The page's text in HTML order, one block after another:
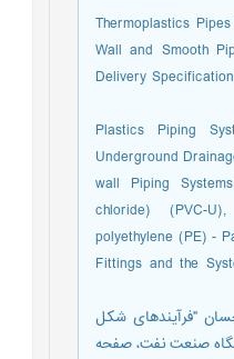
15- Thermoplastics
Wall and Smooth
Delivery
16- Plastics Piping
Underground
wall Piping
chloride) (PVC-
polyethylene (PE) -
Fittings and the
"فرآیندهای شکل
صنعت نفت، صفحه